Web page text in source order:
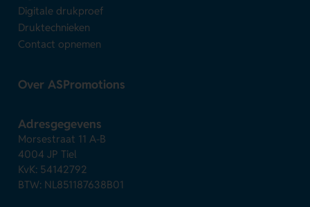
Digitale drukproef
Druktechnieken
Contact opnemen
Over ASPromotions
Adresgegevens
Morsestraat 11 A-B
4004 JP Tiel
KvK: 54142792
BTW: NL851187638B01